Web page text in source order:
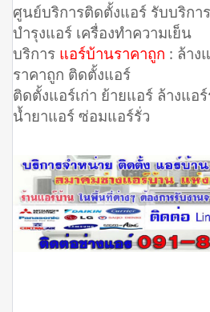
ศูนย์บริการติดตั้งแอร์ รับบริกา
บำรุงแอร์ เครื่องทำความเย็น
บริการ แอร์บ้านราคาถูก : ล้าง
ราคาถูก ติดตั้งแอร์
ติดตั้งแอร์เก่า ย้ายแอร์ ล้างแอ
น้ำยาแอร์ ซ่อมแอร์รั่ว